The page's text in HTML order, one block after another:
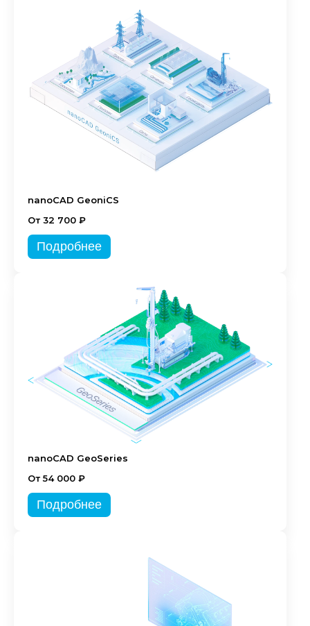
nanoCAD GeoniCS
От 32 700 ₽
Подробнее
nanoCAD GeoSeries
От 54 000 ₽
Подробнее